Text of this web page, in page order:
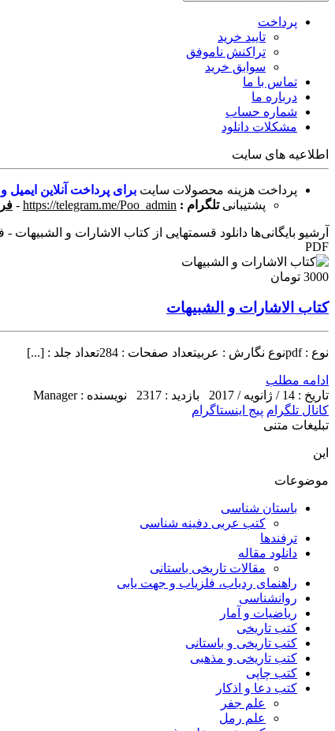
پرداخت
تایید خرید
تراکنش ناموفق
سوابق خرید
تماس با ما
درباره ما
شماره حساب
مشکلات دانلود
اطلاعیه های سایت
پرداخت هزینه محصولات سایت برای پرداخت آنلاین ایمیل
پشتیبانی تلگرام : https://telegram.me/Poo_admin
-
آرشیو بایگانی‌ها دانلود قسمتهایی از کتاب الاشارات و الشبیهات -
PDF
3000 تومان
کتاب الاشارات و الشبیهات
نوع : pdfنوع نگارش : عربیتعداد صفحات : 284تعداد جلد : [...]
ادامه مطلب
تاریخ : 14 / ژانویه / 2017
بازدید : 2317
نویسنده : Manager
کانال تلگرام پیج اینستاگرام
تبلیغات متنی
این
موضوعات
باستان شناسی
کتب عربی دفینه شناسی
ترفندها
دانلود مقاله
مقالات تاریخی باستانی
راهنمای ردیاب، فلزیاب و جهت یابی
روانشناسی
ریاضیات و آمار
کتب تاریخی
کتب تاریخی و باستانی
کتب تاریخی و مذهبی
کتب چاپی
کتب دعا و اذکار
علم جفر
علم رمل